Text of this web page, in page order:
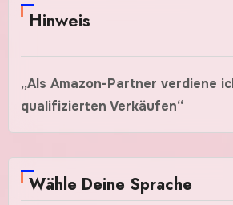
Hinweis
„Als Amazon-Partner verdiene
qualifizierten Verkäufen“
Wähle Deine Sprache